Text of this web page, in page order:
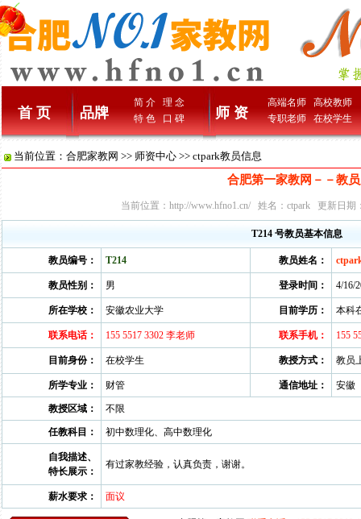
首 页 品牌
简 介
理 念
特 色
口 碑 师 资
高端名师
高校教师
专职老师
在校学生
当前位置： 合肥家教网 >> 师资中心 >> ctpark教员信息
合肥第一家教网－－教
当前位置： http://www.hfno1.cn/ 姓名：ctpark 更新日期
T214 号教员基本信息
教员编号： T214 教员姓名：
教员性别： 男 登录时间： 4/16/
所在学校： 安徽农业大学 目前学历： 本科
联系电话： 155 5517 3302 李老师 联系手机： 155
目前身份： 在校学生 教授方式： 教员
所学专业： 财管 通信地址： 安徽
教授区域： 不限
任教科目： 初中数理化、高中数理化
自我描述、
特长展示：
有过家教经验，认真负责，谢谢。
薪水要求： 面议